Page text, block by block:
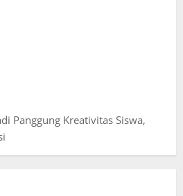
Panggung Kreativitas Siswa,